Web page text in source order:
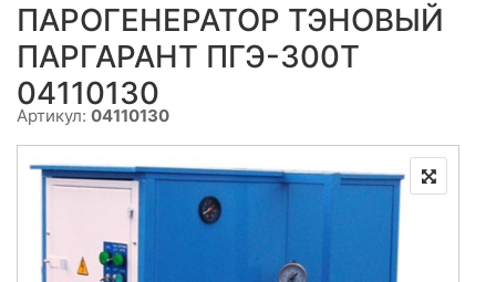
ПАРОГЕНЕРАТОР ТЭНОВЫЙ
ПАРГАРАНТ ПГЭ-300Т
04110130
Артикул: 04110130